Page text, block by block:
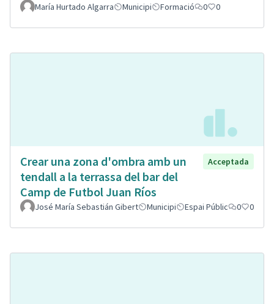
María Hurtado Algarra Municipi Formació 0 0
Crear una zona d'ombra amb un
tendall a la terrassa del bar del
Camp de Futbol Juan Ríos
Acceptada
José María Sebastián Gibert Municipi Espai Públic 0 0